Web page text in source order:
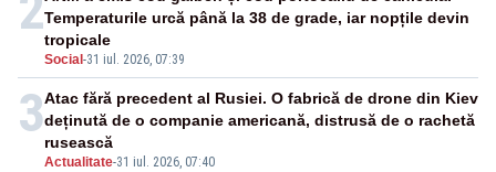
Social -31 iul. 2026, 07:39
Temperaturile urcă până la 38 de grade, iar nopțile devin
tropicale
3
Actualitate-31 iul. 2026, 07:40
Atac fără precedent al Rusiei. O fabrică de drone din Kiev
deținută de o companie americană, distrusă de o rachetă
rusească